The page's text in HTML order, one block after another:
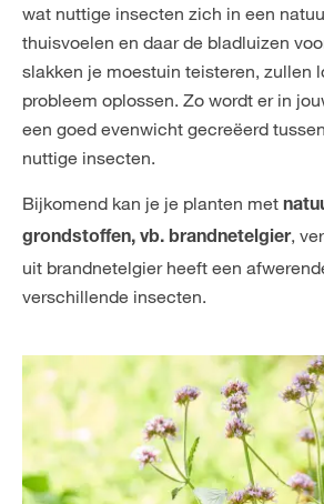
wat nuttige insecten zich in een
thuisvoelen en daar de bladluizen
slakken je moestuin teisteren, zullen
probleem oplossen. Zo wordt er in
een goed evenwicht gecreëerd
nuttige insecten.
Bijkomend kan je je planten met
grondstoffen, vb. brandnetelgier,
uit brandnetelgier heeft een
verschillende insecten.